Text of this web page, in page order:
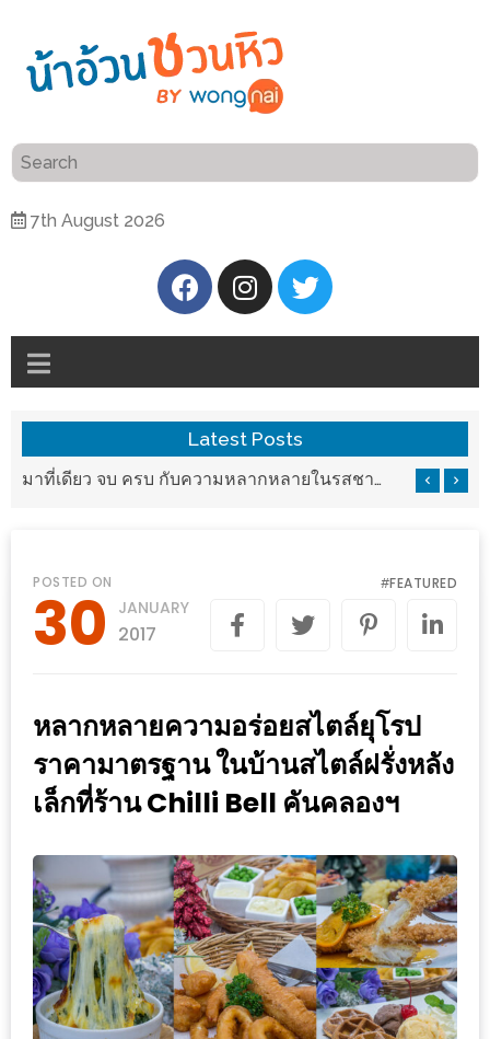
7th August 2026
แนะนำ
อ้วน
ความ
เป็น
ศิริ
ปัน
นาฯ
เชียงใหม่
เล่น
กัน
ฐานะ
…
เดียว
ที่
ครบ
ครั้ง
ช้อป
ชิ
Latest Posts
มาที่เดียว จบ ครบ กับความหลากหลายในรสชาติที่นำมาจากทั่วเมืองจีนที่ HAN The Chinese Cuisine
POSTED ON
30 JANUARY
2017
#FEATURED
หลากหลายความอร่อยสไตล์ยุโรป
ราคามาตรฐาน ในบ้านสไตล์ฝรั่งหลัง
เล็กที่ร้าน Chilli Bell คันคลองฯ